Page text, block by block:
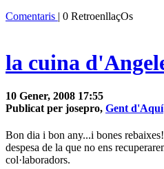
Comentaris | 0 RetroenllaçOs
la cuina
10 Gener, 2008 17:55
Publicat per josepro, Gent d'Aquí
Bon dia i bon any...i bones
despesa de la que no ens
col·laboradors.